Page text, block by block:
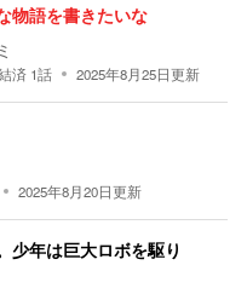
物語を書きたいな
済 1話 2025年8月25日更新
2025年8月20日更新
少年は巨大ロボを駆り